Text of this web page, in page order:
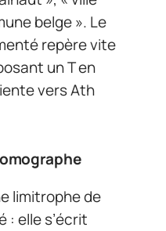
belge ». Le
repère vite
un T en
vers Ath
limitrophe de
: elle s’écrit